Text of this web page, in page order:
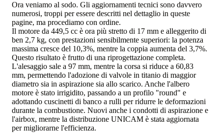
Ora veniamo al sodo. Gli aggiornamenti tecnici sono davvero
numerosi, troppi per essere descritti nel dettaglio in queste
pagine, ma procediamo con ordine.
Il motore da 449,5 cc è ora più stretto di 17 mm e alleggerito di
ben 2,7 kg, con prestazioni sensibilmente superiori: la potenza
massima cresce del 10,3%, mentre la coppia aumenta del 3,7%.
Questo risultato è frutto di una riprogettazione completa.
L'alesaggio sale a 97 mm, mentre la corsa si riduce a 60,83
mm, permettendo l'adozione di valvole in titanio di maggior
diametro sia in aspirazione sia allo scarico. Anche l'albero
motore è stato irrigidito, passando a un profilo "round" e
adottando cuscinetti di banco a rulli per ridurre le deformazioni
durante la combustione. Nuovi anche i condotti di aspirazione e
l'airbox, mentre la distribuzione UNICAM è stata aggiornata
per migliorarne l'efficienza.